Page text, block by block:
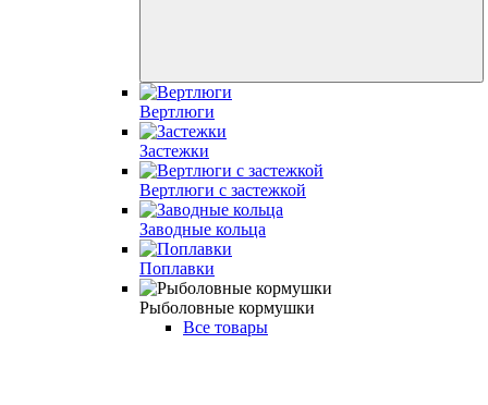
Вертлюги
Застежки
Вертлюги с застежкой
Заводные кольца
Поплавки
Рыболовные кормушки
Все товары